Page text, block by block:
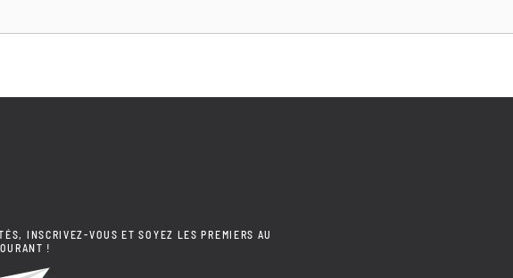
INSCRIVEZ-VOUS ET SOYEZ LES PREMIERS AU
!